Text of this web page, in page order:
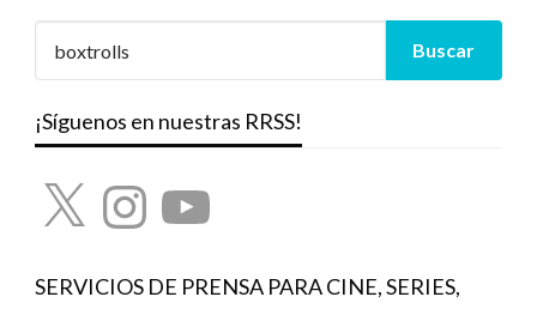
¡Síguenos en nuestras RRSS!
X InstagramYouTube
SERVICIOS DE PRENSA PARA CINE, SERIES,